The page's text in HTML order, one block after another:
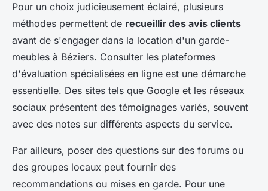
Pour un choix judicieusement éclairé, plusieurs
méthodes permettent de recueillir des avis clients
avant de s'engager dans la location d'un garde-
meubles à Béziers. Consulter les plateformes
d'évaluation spécialisées en ligne est une démarche
essentielle. Des sites tels que Google et les réseaux
sociaux présentent des témoignages variés, souvent
avec des notes sur différents aspects du service.
Par ailleurs, poser des questions sur des forums ou
des groupes locaux peut fournir des
recommandations ou mises en garde. Pour une